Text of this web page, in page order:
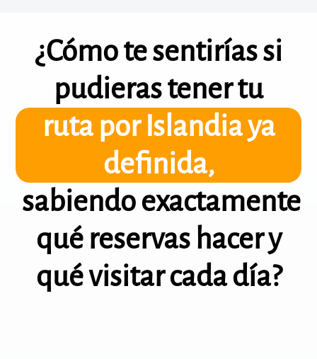
¿Cómo te sentirías si
pudieras tener tu
ruta por Islandia ya
definida,
sabiendo exactamente
qué reservas hacer y
qué visitar cada día?